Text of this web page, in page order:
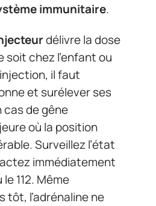
immunitaire.
délivre la dose
soit chez l’enfant ou
il faut
et surélever ses
cas de gêne
où la position
Surveillez l’état
immédiatement
le 112. Même
tôt, l’adrénaline ne